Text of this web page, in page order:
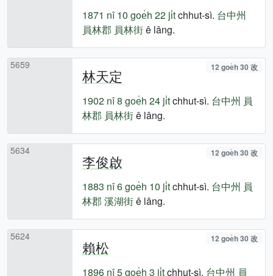
1871 nî 10 goe̍h 22 ji̍tchhut-sì. 台中州
員林郡 員林街ê lâng.
5659
林天定 12 goe̍h 30 改
1902 nî8 goe̍h 24 ji̍tchhut-sì. 台中州 員
林郡 員林街ê lâng.
5634
李俊啟 12 goe̍h 30 改
1883 nî6 goe̍h 10 ji̍tchhut-sì. 台中州 員
林郡 溪湖街ê lâng.
5624
賴松 12 goe̍h 30 改
1896 nî5 goe̍h 3 ji̍tchhut-sì. 台中州 員